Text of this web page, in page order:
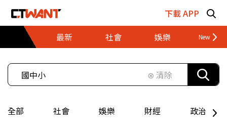
下載 APP
最新
社會 娛樂 財經
⊗ 清除
全部 社會 娛樂 財經 政治